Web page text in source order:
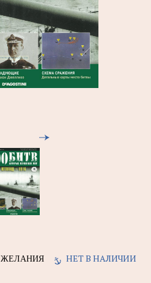
ЖЕЛАНИЯ НЕТ В НАЛИЧИИ